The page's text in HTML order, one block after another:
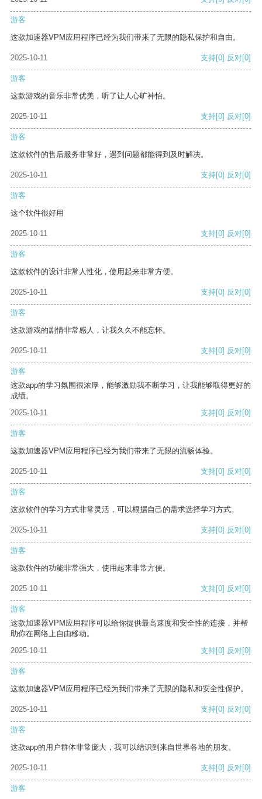
游客
这款加速器VPM应用程序已经为我们带来了无限的隐私保护和自由。
2025-10-11 支持[0] 反对[0]
游客
这款游戏的音乐非常优美，听了让人心旷神怡。
2025-10-11 支持[0] 反对[0]
游客
这款软件的售后服务非常好，遇到问题都能得到及时解决。
2025-10-11 支持[0] 反对[0]
游客
这个软件很好用
2025-10-11 支持[0] 反对[0]
游客
这款软件的设计非常人性化，使用起来非常方便。
2025-10-11 支持[0] 反对[0]
游客
这款游戏的剧情非常感人，让我久久不能忘怀。
2025-10-11 支持[0] 反对[0]
游客
这款app的学习氛围很浓厚，能够激励我不断学习，让我能够取得更好的
成绩。
2025-10-11
支持[0] 反对[0]
游客
这款加速器VPM应用程序已经为我们带来了无限的流畅体验。
2025-10-11 支持[0] 反对[0]
游客
这款软件的学习方式非常灵活，可以根据自己的需求选择学习方式。
2025-10-11 支持[0] 反对[0]
游客
这款软件的功能非常强大，使用起来非常方便。
2025-10-11 支持[0] 反对[0]
游客
这款加速器VPM应用程序可以给你提供最高速度和安全性的连接，并帮
助你在网络上自由移动。
2025-10-11
支持[0] 反对[0]
游客
这款加速器VPM应用程序已经为我们带来了无限的隐私和安全性保护。
2025-10-11 支持[0] 反对[0]
游客
这款app的用户群体非常庞大，我可以结识到来自世界各地的朋友。
2025-10-11 支持[0] 反对[0]
游客